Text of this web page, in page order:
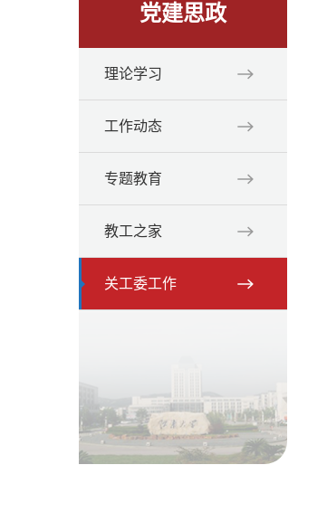
党建思政
理论学习
工作动态
专题教育
教工之家
关工委工作